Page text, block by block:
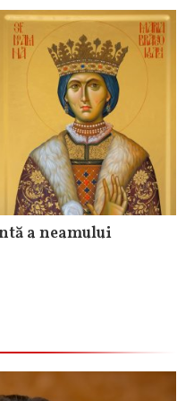
a neamului